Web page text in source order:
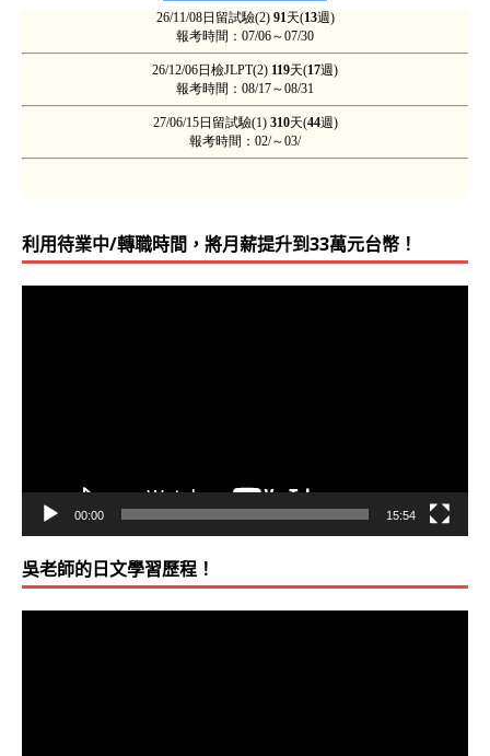
利用待業中/轉職時間，將月薪提升到33萬元台幣！
00:00 15:54
吳老師的日文學習歷程！